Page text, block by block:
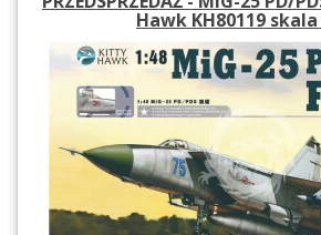
Hawk KH80119